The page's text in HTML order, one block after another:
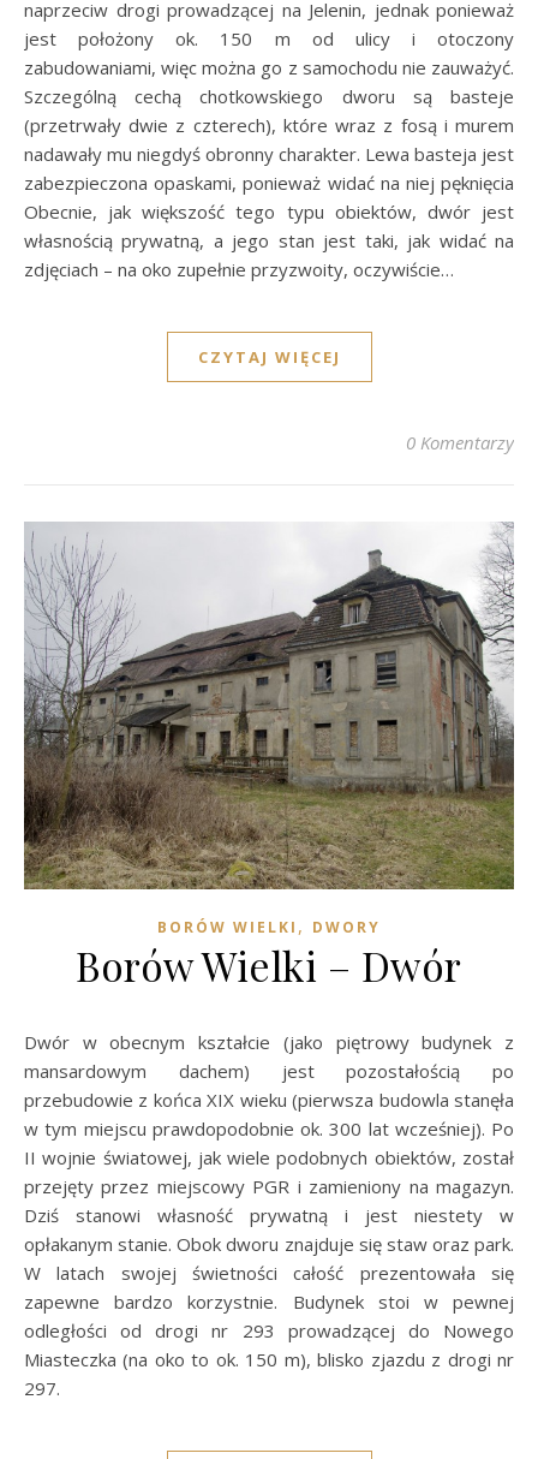
naprzeciw drogi prowadzącej na Jelenin, jednak ponieważ
jest położony ok. 150 m od ulicy i otoczony
zabudowaniami, więc można go z samochodu nie zauważyć.
Szczególną cechą chotkowskiego dworu są basteje
(przetrwały dwie z czterech), które wraz z fosą i murem
nadawały mu niegdyś obronny charakter. Lewa basteja jest
zabezpieczona opaskami, ponieważ widać na niej pęknięcia
Obecnie, jak większość tego typu obiektów, dwór jest
własnością prywatną, a jego stan jest taki, jak widać na
zdjęciach – na oko zupełnie przyzwoity, oczywiście…
CZYTAJ WIĘCEJ
0 Komentarzy
BORÓW WIELKI , DWORY
Borów Wielki – Dwór
Dwór w obecnym kształcie (jako piętrowy budynek z
mansardowym dachem) jest pozostałością po
przebudowie z końca XIX wieku (pierwsza budowla stanęła
w tym miejscu prawdopodobnie ok. 300 lat wcześniej). Po
II wojnie światowej, jak wiele podobnych obiektów, został
przejęty przez miejscowy PGR i zamieniony na magazyn.
Dziś stanowi własność prywatną i jest niestety w
opłakanym stanie. Obok dworu znajduje się staw oraz park.
W latach swojej świetności całość prezentowała się
zapewne bardzo korzystnie. Budynek stoi w pewnej
odległości od drogi nr 293 prowadzącej do Nowego
Miasteczka (na oko to ok. 150 m), blisko zjazdu z drogi nr
297.